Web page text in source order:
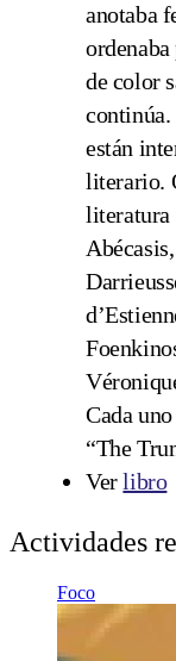
anotaba
de color
continúa.
están
literario.
literatura
Cada
“The
Verlibro
Actividades
Foco